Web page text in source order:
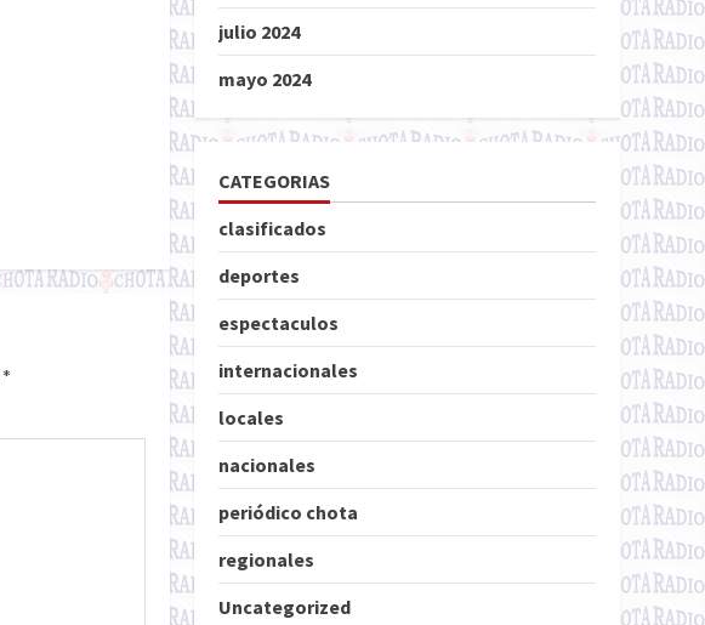
*
julio 2024
mayo 2024
CATEGORIAS
clasificados
deportes
espectaculos
internacionales
locales
nacionales
periódico chota
regionales
Uncategorized